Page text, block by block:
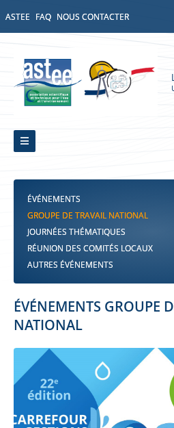
ASTEE FAQ NOUS CONTACTER
ÉVÉNEMENTS
GROUPE DE TRAVAIL NATIONAL
JOURNÉES THÉMATIQUES
RÉUNION DES COMITÉS LOCAUX
AUTRES ÉVÉNEMENTS
ÉVÉNEMENTS GROUPE
NATIONAL